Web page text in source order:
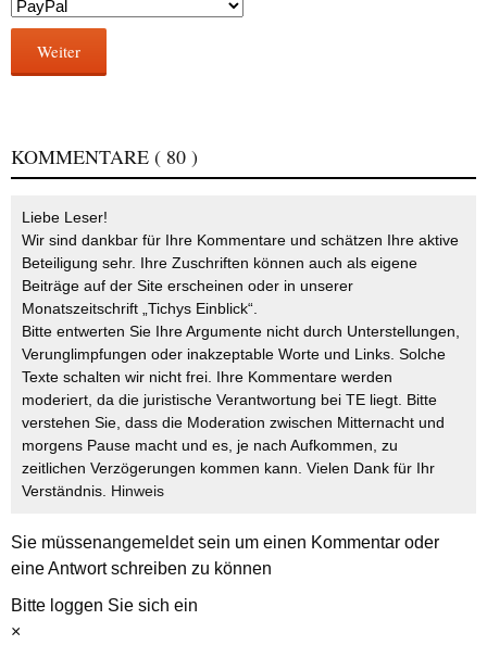
Weiter
KOMMENTARE ( 80 )
Liebe Leser!
Wir sind dankbar für Ihre Kommentare und schätzen Ihre aktive
Beteiligung sehr. Ihre Zuschriften können auch als eigene
Beiträge auf der Site erscheinen oder in unserer
Monatszeitschrift „Tichys Einblick“.
Bitte entwerten Sie Ihre Argumente nicht durch Unterstellungen,
Verunglimpfungen oder inakzeptable Worte und Links. Solche
Texte schalten wir nicht frei. Ihre Kommentare werden
moderiert, da die juristische Verantwortung bei TE liegt. Bitte
verstehen Sie, dass die Moderation zwischen Mitternacht und
morgens Pause macht und es, je nach Aufkommen, zu
zeitlichen Verzögerungen kommen kann. Vielen Dank für Ihr
Verständnis. Hinweis
Sie müssenangemeldetsein um einen Kommentar oder
eine Antwort schreiben zu können
Bitte loggen Sie sich ein
×